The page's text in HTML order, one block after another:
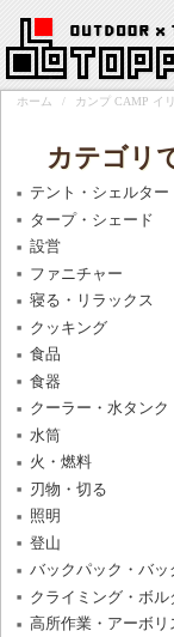
ホーム / カンプ CAMP イ
カテゴリ
テント・シェルター
タープ・シェード
設営
ファニチャー
寝る・リラックス
クッキング
食品
食器
クーラー・水タンク
水筒
火・燃料
刃物・切る
照明
登山
バックパック・バッ
クライミング・ボル
高所作業・アーボリ